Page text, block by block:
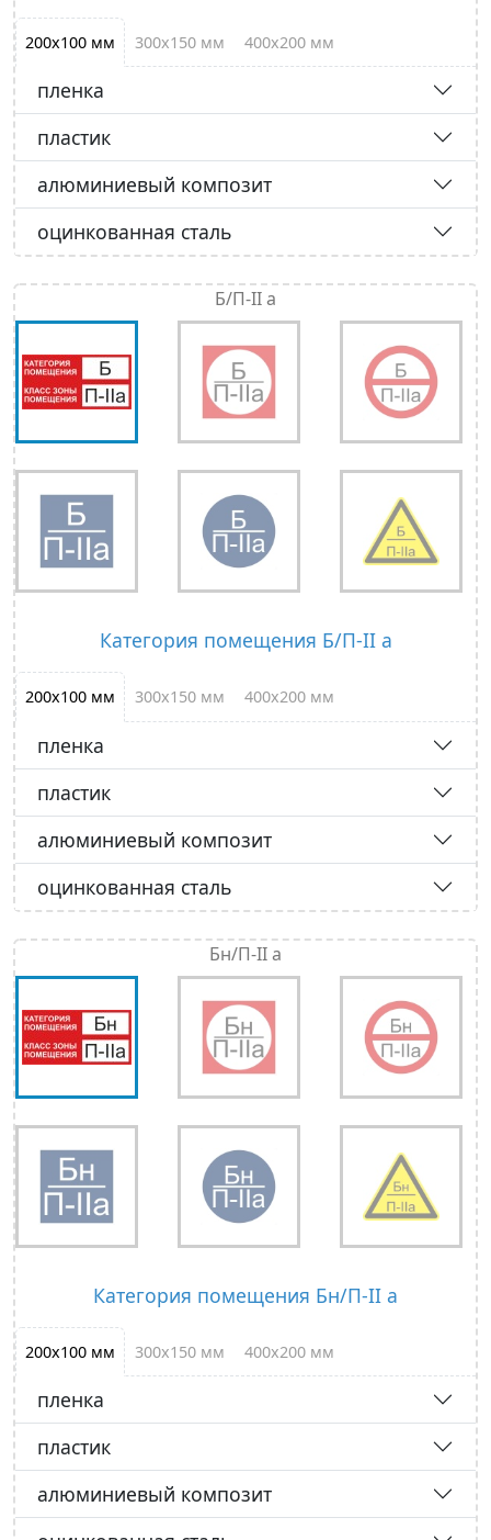
200х100 мм 300х150 мм 400х200 мм
пленка
пластик
алюминиевый композит
оцинкованная сталь
Б/П-II а
Категория помещения Б/П-II а
200х100 мм 300х150 мм 400х200 мм
пленка
пластик
алюминиевый композит
оцинкованная сталь
Бн/П-II а
Категория помещения Бн/П-II а
200х100 мм 300х150 мм 400х200 мм
пленка
пластик
алюминиевый композит